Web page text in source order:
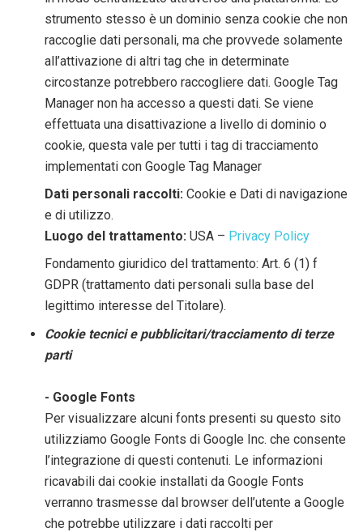
strumento stesso è un dominio senza cookie che non
raccoglie dati personali, ma che provvede solamente
all’attivazione di altri tag che in determinate
circostanze potrebbero raccogliere dati. Google Tag
Manager non ha accesso a questi dati. Se viene
effettuata una disattivazione a livello di dominio o
cookie, questa vale per tutti i tag di tracciamento
implementati con Google Tag Manager
Dati personali raccolti: Cookie e Dati di navigazione
e di utilizzo.
Luogo del trattamento: USA – Privacy Policy
Fondamento giuridico del trattamento: Art. 6 (1) f
GDPR (trattamento dati personali sulla base del
legittimo interesse del Titolare).
Cookie tecnici e pubblicitari/tracciamento di terze
parti
- Google Fonts
Per visualizzare alcuni fonts presenti su questo sito
utilizziamo Google Fonts di Google Inc. che consente
l’integrazione di questi contenuti. Le informazioni
ricavabili dai cookie installati da Google Fonts
verranno trasmesse dal browser dell’utente a Google
che potrebbe utilizzare i dati raccolti per